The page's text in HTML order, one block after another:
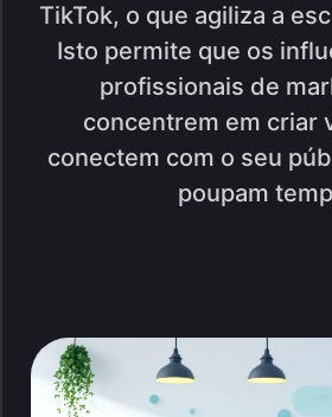
TikTok, o que agiliza a
Isto permite que os
profissionais de
concentrem em criar
conectem com o seu
poupam